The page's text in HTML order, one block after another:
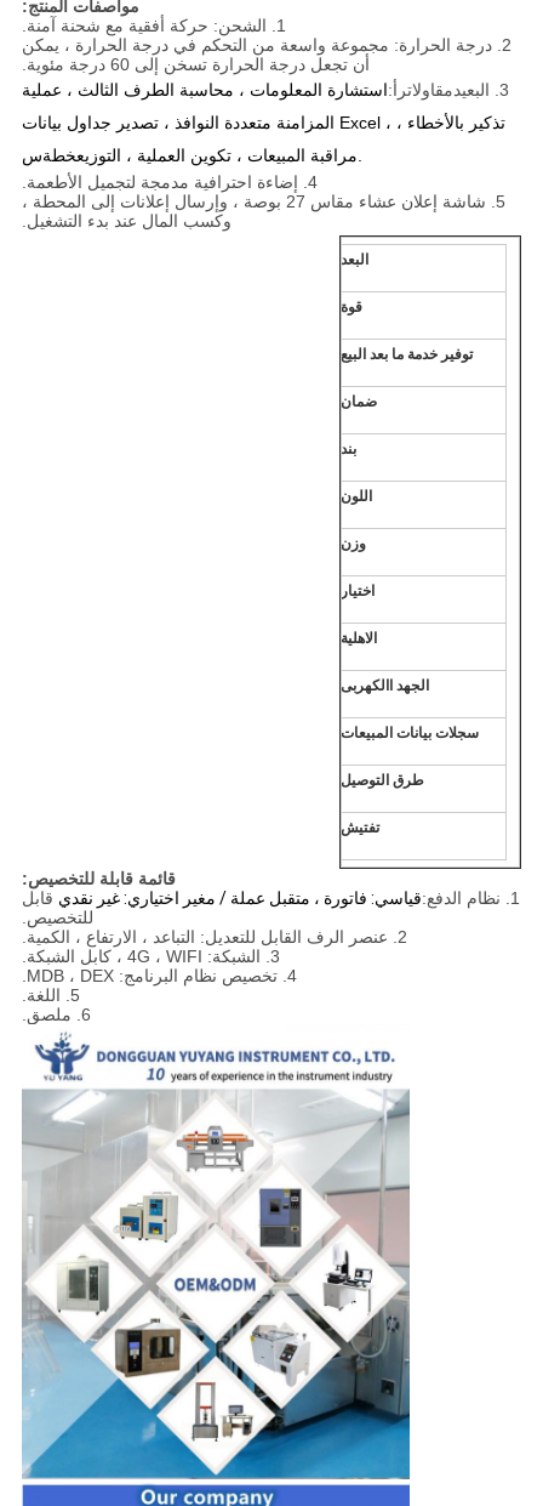
مواصفات المنتج:
1. الشحن: حركة أفقية مع شحنة آمنة.
2. درجة الحرارة: مجموعة واسعة من التحكم في درجة الحرارة ، يمكن
أن تجعل درجة الحرارة تسخن إلى 60 درجة مئوية.
3. البعيد
مقاولاترأ:استشارة المعلومات ، محاسبة الطرف الثالث ، عملية
المزامنة متعددة النوافذ ، تصدير جداول بيانات Excel ، تذكير بالأخطاء ،
مراقبة المبيعات ، تكوين العملية ، التوزيعخطة
س.
4. إضاءة احترافية مدمجة لتجميل الأطعمة.
5. شاشة إعلان عشاء مقاس 27 بوصة ، وإرسال إعلانات إلى المحطة ،
وكسب المال عند بدء التشغيل.
البعد
قوة
توفير خدمة ما بعد البيع
ضمان
بند
اللون
وزن
اختيار
الاهلية
الجهد االكهربى
سجلات بيانات المبيعات
طرق التوصيل
تفتيش
قائمة قابلة للتخصيص:
1. نظام الدفع:
قياسي: فاتورة ، متقبل عملة / مغير اختياري: غير نقدي قابل
للتخصيص.
2. عنصر الرف القابل للتعديل: التباعد ، الارتفاع ، الكمية.
3. الشبكة: 4G ، WIFI ، كابل الشبكة.
4. تخصيص نظام البرنامج: MDB ، DEX.
5. اللغة.
6. ملصق.